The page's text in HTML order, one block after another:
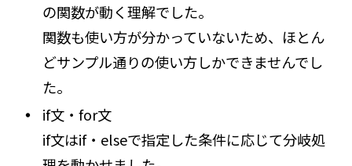
の関数が動く理解でした。
関数も使い方が分かっていないため、ほとん
どサンプル通りの使い方しかできませんでし
た。
if文・for文
if文はif・elseで指定した条件に応じて分岐処